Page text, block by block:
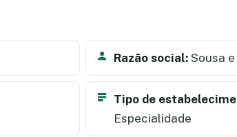
Razão social: Sousa e
Tipo de
Especialidade